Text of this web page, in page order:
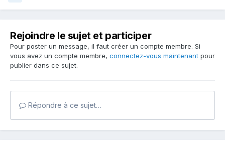
Rejoindre le sujet et participer
Pour poster un message, il faut créer un compte membre. Si
vous avez un compte membre, connectez-vous maintenant pour
publier dans ce sujet.
Répondre à ce sujet…